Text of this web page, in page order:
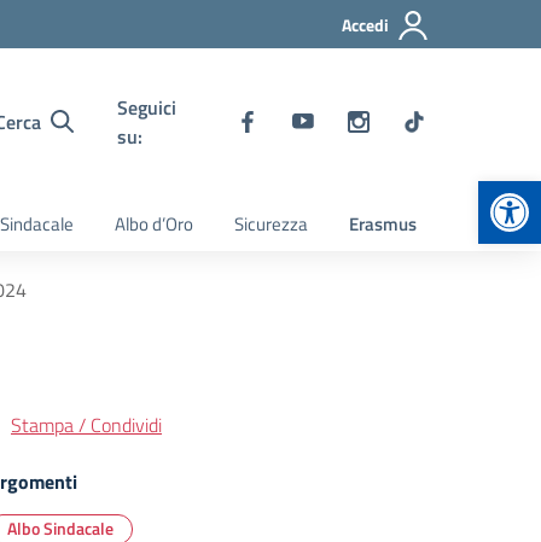
Accedi
Seguici
su:
Albo d’Oro Sicurezza Erasmus
Stampa / Condividi
Albo Sindacale